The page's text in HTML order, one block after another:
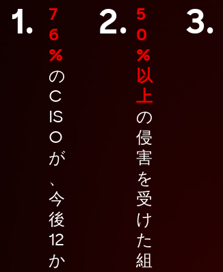
1.
7
6
%
の
C
IS
O
が
、
今
後
12
か
2. 5
0
%
以
上
の
侵
害
を
受
け
た
組
3.